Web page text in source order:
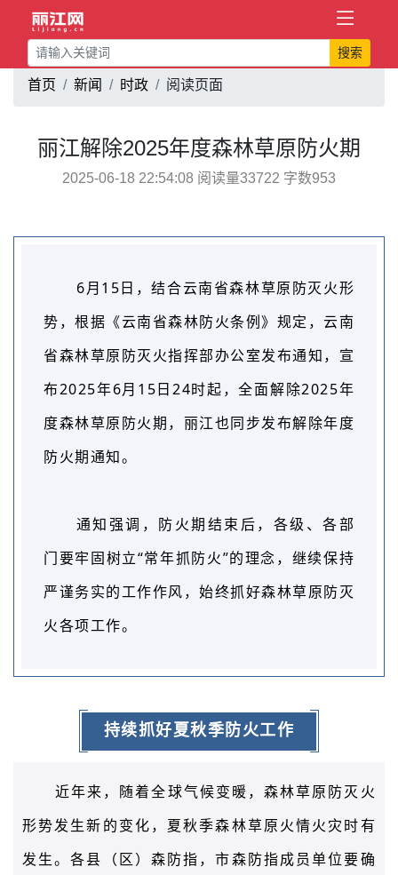
搜索
首页 新闻 时政 阅读页面
丽江解除2025年度森林草原防火期
2025-06-18 22:54:08 阅读量33722 字数953
6月15日，结合云南省森林草原防灭火形
势， 根据《云南省森林防火条例》规定，云南
省森林草原防灭火指挥部办公室发布通知，宣
布2025年6月15日24时起，全面解除2025年
度森林草原防火期，丽江也同步发布解除年度
防火期通知。
通知强调， 防火期结束后，各级、各部
门要牢固树立“常年抓防火”的理念，继续保持
严谨务实的工作作风，始终抓好森林草原防灭
火各项工作。
持续抓好夏秋季防火工作
近年来，随着全球气候变暖，森林草原防灭火
形势发生新的变化，夏秋季森林草原火情火灾时有
发生。各县（区）森防指，市森防指成员单位要确